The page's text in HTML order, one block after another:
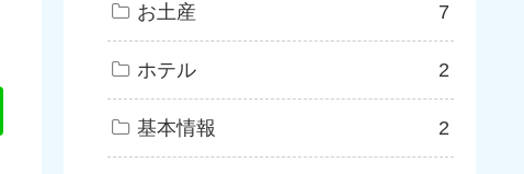
お土産 7
ホテル 2
基本情報 2